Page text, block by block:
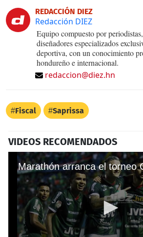
REDACCIÓN DIEZ
Redacción DIEZ
Equipo compuesto por
diseñadores especializados
deportiva, con un conocimiento
hondureño e internacional.
redaccion@diez.hn
Fiscal Saprissa
VIDEOS RECOMENDADOS